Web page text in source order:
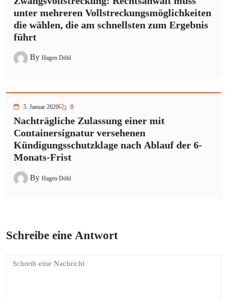
unter mehreren Vollstreckungsmöglichkeiten
die wählen, die am schnellsten zum Ergebnis
führt
By Hagen Döhl
5. Januar 2020 0
Nachträgliche Zulassung einer mit
Containersignatur versehenen
Kündigungsschutzklage nach Ablauf der 6-
Monats-Frist
By Hagen Döhl
Schreibe eine Antwort